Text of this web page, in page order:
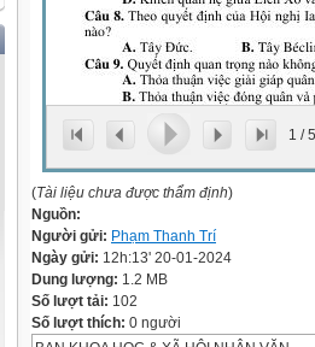
1 /
(Tài liệu chưa được thẩm định)
Nguồn:
Người gửi: Phạm Thanh Trí
Ngày gửi: 12h:13' 20-01-2024
Dung lượng: 1.2 MB
Số lượt tải: 102
Số lượt thích: 0 người